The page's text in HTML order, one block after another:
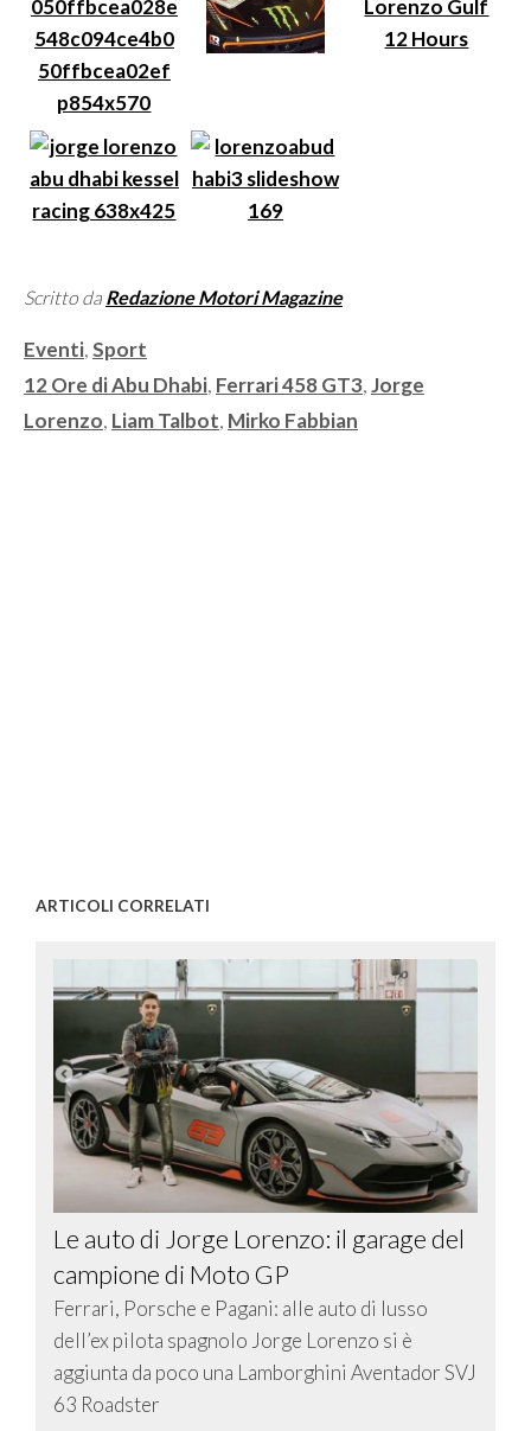
Scritto da Redazione Motori Magazine
Categorie
Eventi,Sport
Tag
12 Ore di Abu Dhabi, Ferrari 458 GT3,Jorge
Lorenzo, Liam Talbot, Mirko Fabbian
ARTICOLI CORRELATI
Le auto di Jorge Lorenzo: il garage del
campione di Moto GP
Ferrari, Porsche e Pagani: alle auto di lusso
dell’ex pilota spagnolo Jorge Lorenzo si è
aggiunta da poco una Lamborghini Aventador SVJ
63 Roadster